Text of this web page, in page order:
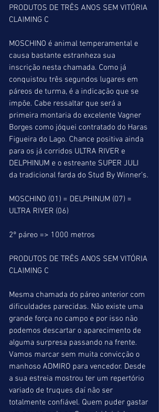
PRODUTOS DE TRÊS ANOS SEM VITÓRIA
CLAIMING C
MOSCHINO é animal temperamental e
causa bastante estranheza sua
inscrição nesta chamada. Como já
conquistou três segundos lugares em
páreos de turma, é a indicação que se
impõe. Cabe ressaltar que será a
primeira montaria do excelente Vagner
Borges como jóquei contratado do Haras
Figueira do Lago. Chance positiva ainda
para os já corridos ULTRA RIVER e
DELPHINUM e o estreante SUPER JULI
da tradicional farda do Stud By Winner’s.
MOSCHINO (01) = DELPHINUM (07) =
ULTRA RIVER (06)
2º páreo => 1000 metros
PRODUTOS DE TRÊS ANOS SEM VITÓRIA
CLAIMING C
Mesma chamada do páreo anterior com
dificuldades parecidas. Não existe uma
grande força no campo e por isso não
podemos descartar o aparecimento de
alguma surpresa passando na frente.
Vamos marcar sem muita convicção o
manhoso ADMIRO para vencedor. Desde
a sua estreia mostrou ter um repertório
variado de truques daí não ser
totalmente confiável. Quem puder gastar